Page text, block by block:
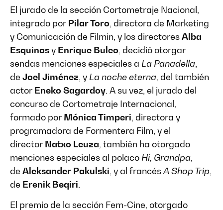
El jurado de la sección Cortometraje Nacional,
integrado por Pilar Toro, directora de Marketing
y Comunicación de Filmin, y los directoresAlba
Esquinasy Enrique Buleo, decidió otorgar
sendas menciones especiales a La Panadella,
deJoel Jiménez, y La noche eterna, del también
actor Eneko Sagardoy. A su vez, el jurado del
concurso de Cortometraje Internacional,
formado por Mónica Timperi, directora y
programadora de Formentera Film, y el
director Natxo Leuza, también ha otorgado
menciones especiales al polaco Hi, Grandpa,
deAleksander Pakulski, y al francésA Shop Trip,
de Erenik Beqiri.
El premio de la sección Fem-Cine, otorgado